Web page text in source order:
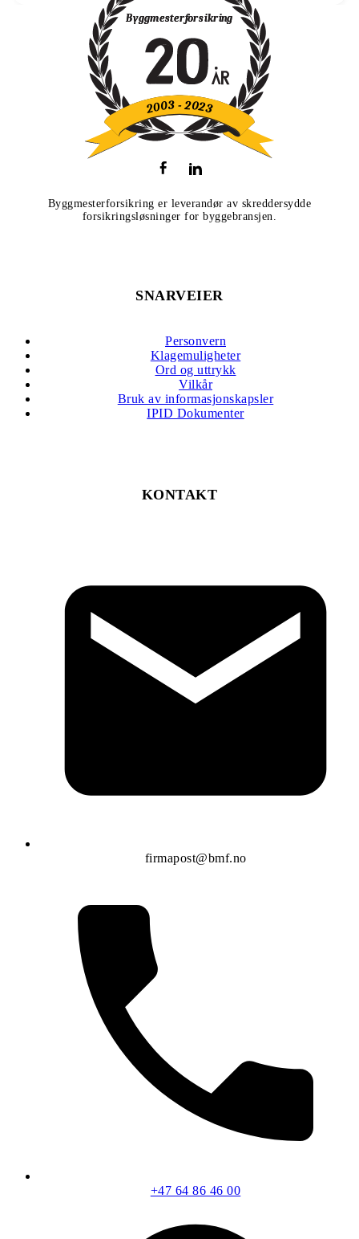
Byggmesterforsikring er leverandør av skreddersydde
forsikringsløsninger for byggebransjen.
SNARVEIER
Personvern
Klagemuligheter
Ord og uttrykk
Vilkår
Bruk av informasjonskapsler
IPID Dokumenter
KONTAKT
firmapost@bmf.no
+47 64 86 46 00